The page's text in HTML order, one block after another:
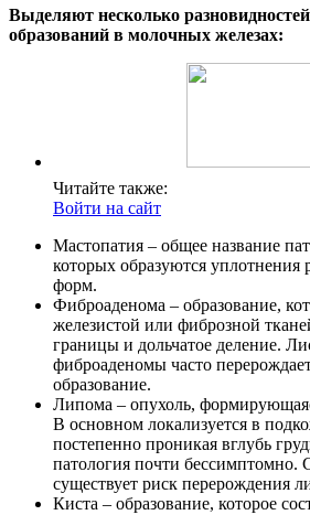
Выделяют несколько
образований в молочных железах:
Читайте также:
Войти на сайт
Мастопатия – общее название
которых образуются уплотнения
форм.
Фиброаденома – образование,
железистой или фиброзной
границы и дольчатое деление.
фиброаденомы часто
образование.
Липома – опухоль,
В основном локализуется в
постепенно проникая вглубь
патология почти бессимптомно.
существует риск перерождения
Киста – образование, которое